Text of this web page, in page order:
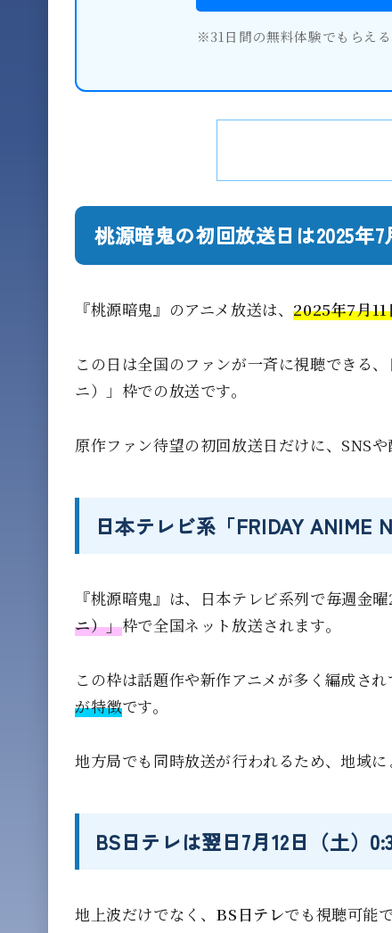
※31日間の無料体験でもらえ
桃源暗鬼の初回放送日は2025年7
『桃源暗鬼』のアニメ放送は、2025年7月
この日は全国のファンが一斉に視聴でき
ニ）」枠での放送です。
原作ファン待望の初回放送日だけに、SNS
日本テレビ系「FRIDAY ANIME
『桃源暗鬼』は、日本テレビ系列で毎週金
ニ）」枠で全国ネット放送されます。
この枠は話題作や新作アニメが多く編成さ
が特徴です。
地方局でも同時放送が行われるため、地域に
BS日テレは翌日7月12日（土）
地上波だけでなく、 BS日テレでも視聴可能